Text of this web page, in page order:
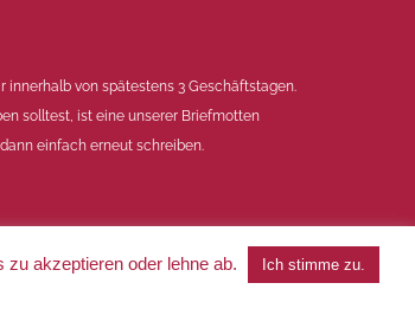
von spätestens 3 Geschäftstagen.
solltest, ist eine unserer Briefmotten
einfach erneut schreiben.
akzeptieren oder lehne ab. Ich stimme zu.